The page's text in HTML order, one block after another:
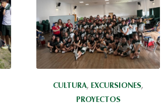
CULTURA, EXCURSIONES,
PROYECTOS